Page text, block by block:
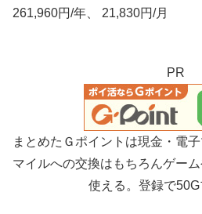
261,960円/年、 21,830円/月
PR
まとめたＧポイントは現金・電
マイルへの交換はもちろんゲー
使える。登録で50G